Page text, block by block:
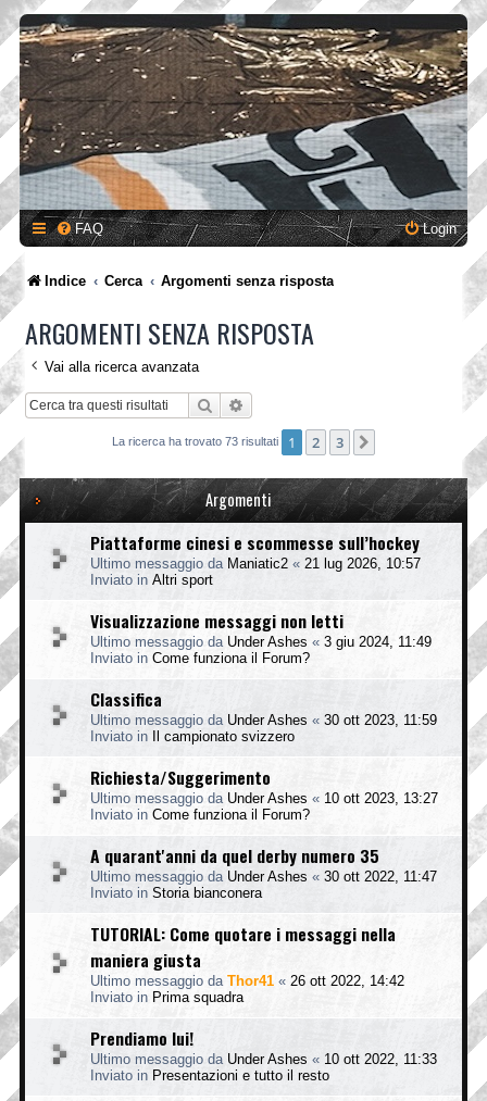
FAQ Login
Indice Cerca Argomenti senza risposta
ARGOMENTI SENZA RISPOSTA
Vai alla ricerca avanzata
Cerca
La ricerca ha trovato 73 risultati 1 2 3
Argomenti
Piattaforme cinesi e scommesse sull’hockey
Ultimo messaggio da Maniatic2 « 21 lug 2026, 10:57
Inviato in Altri sport
Visualizzazione messaggi non letti
Ultimo messaggio da Under Ashes « 3 giu 2024, 11:49
Inviato in Come funziona il Forum?
Classifica
Ultimo messaggio da Under Ashes « 30 ott 2023, 11:59
Inviato in
Il campionato svizzero
Richiesta/Suggerimento
Ultimo messaggio da Under Ashes « 10 ott 2023, 13:27
Inviato in Come funziona il Forum?
A quarant'anni da quel derby numero 35
Ultimo messaggio da Under Ashes « 30 ott 2022, 11:47
Inviato in Storia bianconera
TUTORIAL: Come quotare i messaggi nella
maniera giusta
Ultimo messaggio da Thor41 « 26 ott 2022, 14:42
Inviato in Prima squadra
Prendiamo lui!
Ultimo messaggio da Under Ashes « 10 ott 2022, 11:33
Inviato in Presentazioni e tutto il resto